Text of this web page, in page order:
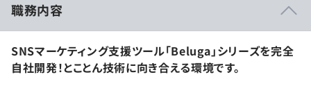
職務内容
SNSマーケティング支援ツール「Beluga」シリーズを完全
自社開発！とことん技術に向き合える環境です。